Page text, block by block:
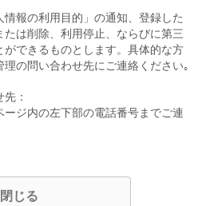
報の利用目的」の通知、登録した
は削除、利用停止、ならびに第三
できるものとします。具体的な方
の問い合わせ先にご連絡ください｡
：
ジ内の左下部の電話番号までご連
閉じる